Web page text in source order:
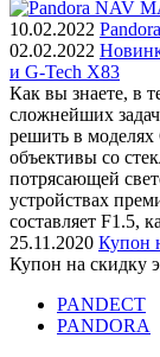
10.02.2022
02.02.2022
и G-Tech X83
Как вы знаете, в
сложнейших
решить в
объективы со
потрясающей
устройствах
составляет F1.5,
25.11.2020 Купон
Купон на скидку
PANDECT
PANDORA